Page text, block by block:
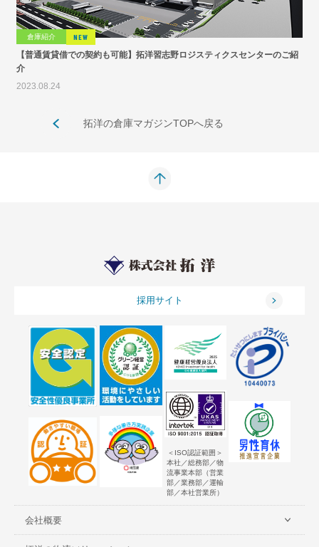
倉庫紹介 NEW
【普通賃貸借での契約も可能】拓洋習志野ロジスティクスセンターのご紹
介
2023.08.24
拓洋の倉庫マガジンTOPへ戻る
採用サイト
＜ISO認証範囲＞
本社／総務部／物
流事業本部（営業
部／業務部／運輸
部／本社営業所）
会社概要